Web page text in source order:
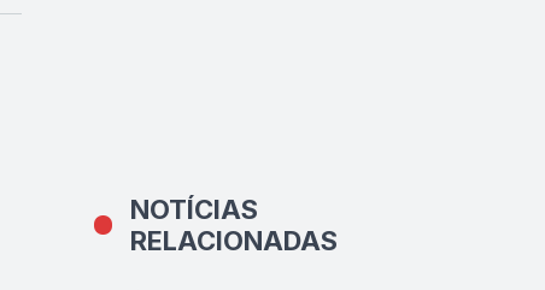
NOTÍCIAS
RELACIONADAS